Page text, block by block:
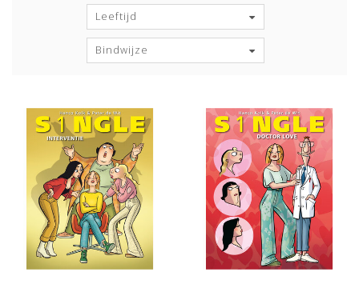
Leeftijd
Bindwijze